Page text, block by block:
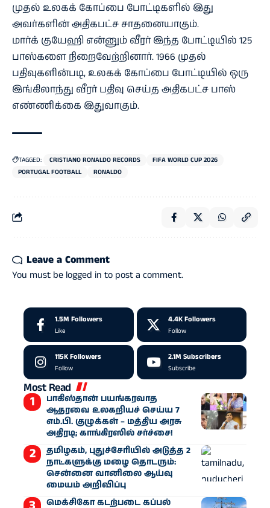
முதல் உலகக் கோப்பை போட்டிகளில் இது
அவர்களின் அதிகபட்ச சாதனையாகும்.
மார்க் குயேஹி என்னும் வீரர் இந்த போட்டியில் 125
பாஸ்களை நிறைவேற்றினார். 1966 முதல்
பதிவுகளின்படி, உலகக் கோப்பை போட்டியில் ஒரு
இங்கிலாந்து வீரர் பதிவு செய்த அதிகபட்ச பாஸ்
எண்ணிக்கை இதுவாகும்.
TAGGED: CRISTIANO RONALDO RECORDS
FIFA WORLD CUP 2026
PORTUGAL FOOTBALL
RONALDO
Leave a Comment
You must be logged in to post a comment.
1.5M Followers
Like
4.4K Followers
Follow
115KFollowers
Follow
2.1M Subscribers
Subscribe
Most Read
பாகிஸ்தான் பயங்கரவாத
ஆதரவை உலகறியச் செய்ய 7
எம்.பி. குழுக்கள் – மத்திய அரசு
அதிரடி; காங்கிரஸில் சர்ச்சை!
தமிழகம், புதுச்சேரியில் அடுத்த 2
நாட்களுக்கு மழை தொடரும்:
சென்னை வானிலை ஆய்வு
மையம் அறிவிப்பு
மெக்சிகோ கடற்படை கப்பல்